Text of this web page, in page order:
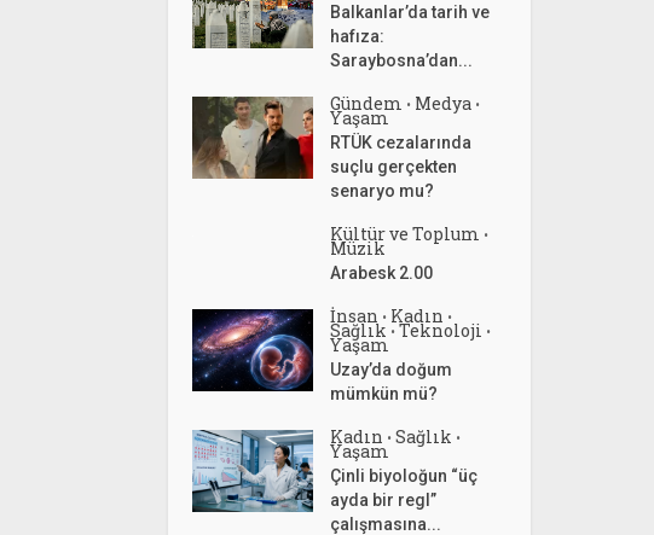
Balkanlar’da tarih ve
hafıza:
Saraybosna’dan...
Gündem • Medya •
Yaşam
RTÜK cezalarında
suçlu gerçekten
senaryo mu?
Kültür ve Toplum •
Müzik
Arabesk 2.00
İnsan • Kadın •
Sağlık • Teknoloji •
Yaşam
Uzay’da doğum
mümkün mü?
Kadın • Sağlık •
Yaşam
Çinli biyoloğun “üç
ayda bir regl”
çalışmasına...